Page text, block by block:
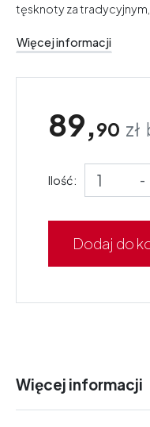
tęsknoty za tradycyjnym,
Więcej informacji
89,90 zł
Ilość: -
Dodaj do
Więcej informacji